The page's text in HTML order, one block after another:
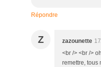
Répondre
Z zazounette
<br /> <br />
remettre, tous